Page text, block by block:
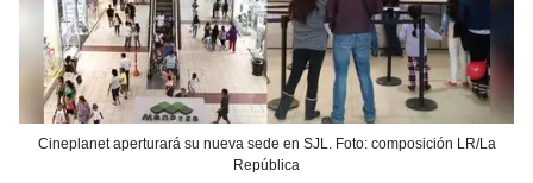
Cineplanet aperturará su nueva sede en SJL. Foto: composición LR/La
República